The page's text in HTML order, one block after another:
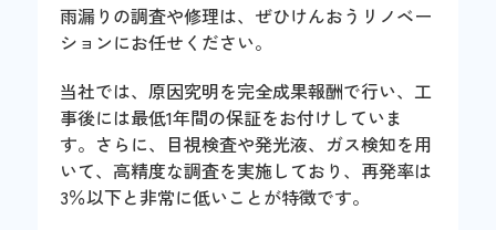
雨漏りの調査や修理は、ぜひけんおうリノベー
ションにお任せください。
当社では、原因究明を完全成果報酬で行い、工
事後には最低1年間の保証をお付けしていま
す。さらに、目視検査や発光液、ガス検知を用
いて、高精度な調査を実施しており、再発率は
3％以下と非常に低いことが特徴です。